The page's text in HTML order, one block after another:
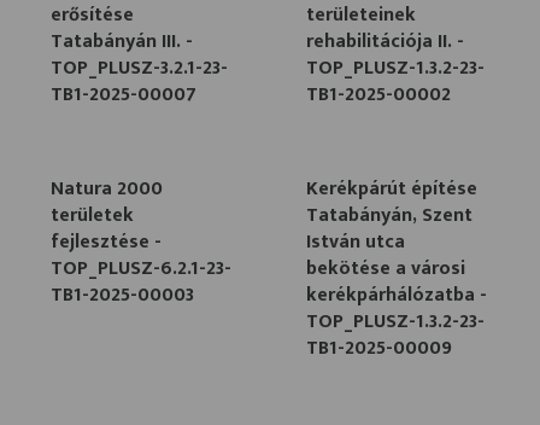
erősítése
Tatabányán III. -
TOP_PLUSZ-3.2.1-23-
TB1-2025-00007
területeinek
rehabilitációja II. -
TOP_PLUSZ-1.3.2-23-
TB1-2025-00002
Natura 2000
területek
fejlesztése -
TOP_PLUSZ-6.2.1-23-
TB1-2025-00003
Kerékpárút építése
Tatabányán, Szent
István utca
bekötése a városi
kerékpárhálózatba -
TOP_PLUSZ-1.3.2-23-
TB1-2025-00009